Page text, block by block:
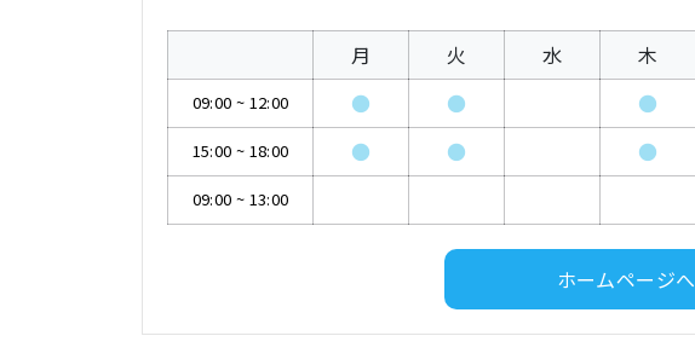
月 火 水 木
09:00 ~ 12:00 ● ● ●
15:00 ~ 18:00 ● ● ●
09:00 ~ 13:00
ホームページへ